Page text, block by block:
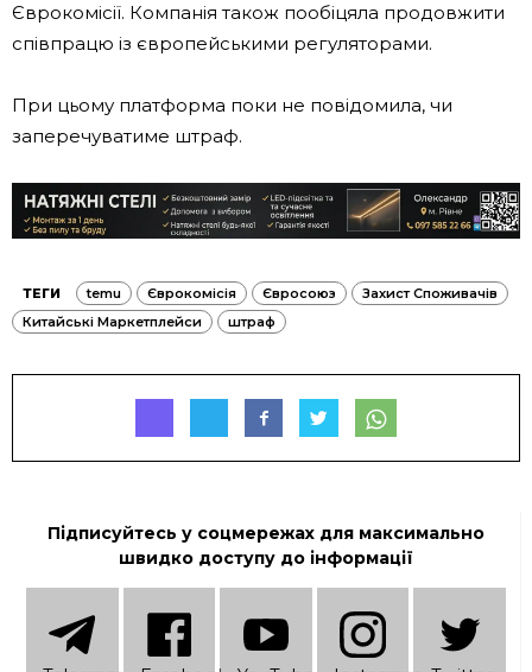
Єврокомісії. Компанія також пообіцяла продовжити
співпрацю із європейськими регуляторами.
При цьому платформа поки не повідомила, чи
заперечуватиме штраф.
ТЕГИ temu Єврокомісія Євросоюз
Захист Споживачів
Китайські Маркетплейси
штраф
Підписуйтесь у соцмережах для максимально
швидко доступу до інформації